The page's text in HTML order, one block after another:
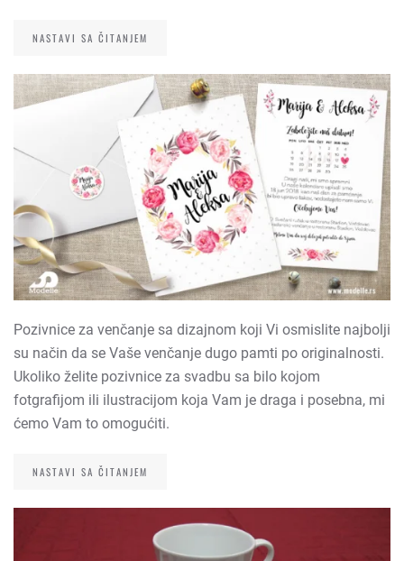
NASTAVI SA ČITANJEM
Pozivnice za venčanje sa dizajnom koji Vi osmislite najbolji
su način da se Vaše venčanje dugo pamti po originalnosti.
Ukoliko želite pozivnice za svadbu sa bilo kojom
fotgrafijom ili ilustracijom koja Vam je draga i posebna, mi
ćemo Vam to omogućiti.
NASTAVI SA ČITANJEM